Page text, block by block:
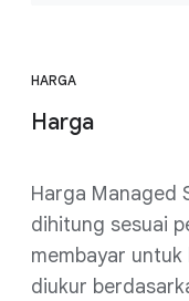
HARGA
Harga
Harga Managed
dihitung sesuai
membayar
diukur